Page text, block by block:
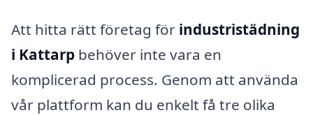
Att hitta rätt företag för industristädning
i Kattarp behöver inte vara en
komplicerad process. Genom att använda
vår plattform kan du enkelt få tre olika